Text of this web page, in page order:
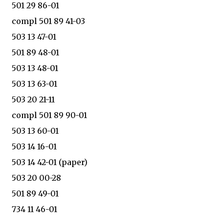
501 29 86-01
compl 501 89 41-03
503 13 47-01
501 89 48-01
503 13 48-01
503 13 63-01
503 20 21-11
compl 501 89 90-01
503 13 60-01
503 14 16-01
503 14 42-01 (paper)
503 20 00-28
501 89 49-01
734 11 46-01